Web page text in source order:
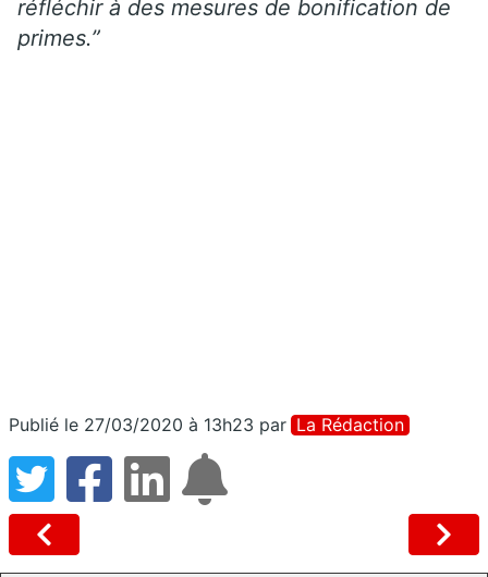
réfléchir à des mesures de bonification de
primes.”
Publié le 27/03/2020 à 13h23 par La Rédaction